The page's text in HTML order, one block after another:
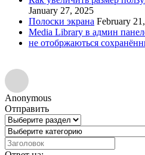
January 27, 2025
Полоски экрана February
Media Library в админ
не отобржаються
Anonymous
Отправить